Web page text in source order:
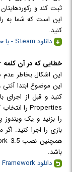
ثبت کند و
این است که شما به
کنید.
دانلود Steam - با حجم 1 مگابایت
خطایی که در آن کلمه
این اشکال بخاطر عدم
این موضوع ابتدا
کنید و قبل از اجرای
بازی را اجرا کنید.
باشد.
دانلود Microsoft .NET Framework